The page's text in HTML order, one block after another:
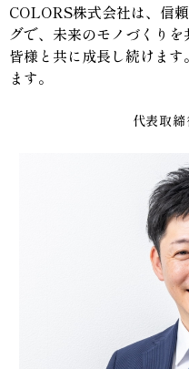
COLORS株式会社は、信
グで、未来のモノづくりを
皆様と共に成長し続けま
ます。
代表取